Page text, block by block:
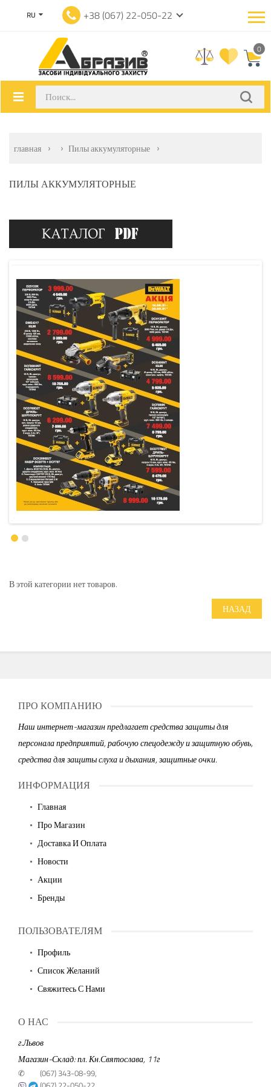
RU +38 (067) 22-050-22
0
главная Пилы аккумуляторные
ПИЛЫ АККУМУЛЯТОРНЫЕ
В этой категории нет товаров.
НАЗАД
ПРО КОМПАНИЮ
Наш интернет-магазин предлагает средства защиты для
персонала предприятий, рабочую спецодежду и защитную обувь,
средства для защиты слуха и дыхания, защитные очки.
ИНФОРМАЦИЯ
Главная
Про Магазин
Доставка И Оплата
Новости
Акции
Бренды
ПОЛЬЗОВАТЕЛЯМ
Профиль
Список Желаний
Свяжитесь С Нами
О НАС
г.Львов
Магазин-Склад: пл. Кн.Святослава, 11г
✆
(067) 343-08-99,